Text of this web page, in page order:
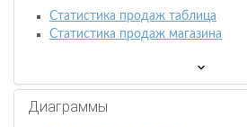
Статистика продаж таблица
Статистика продаж магазина
Диаграммы